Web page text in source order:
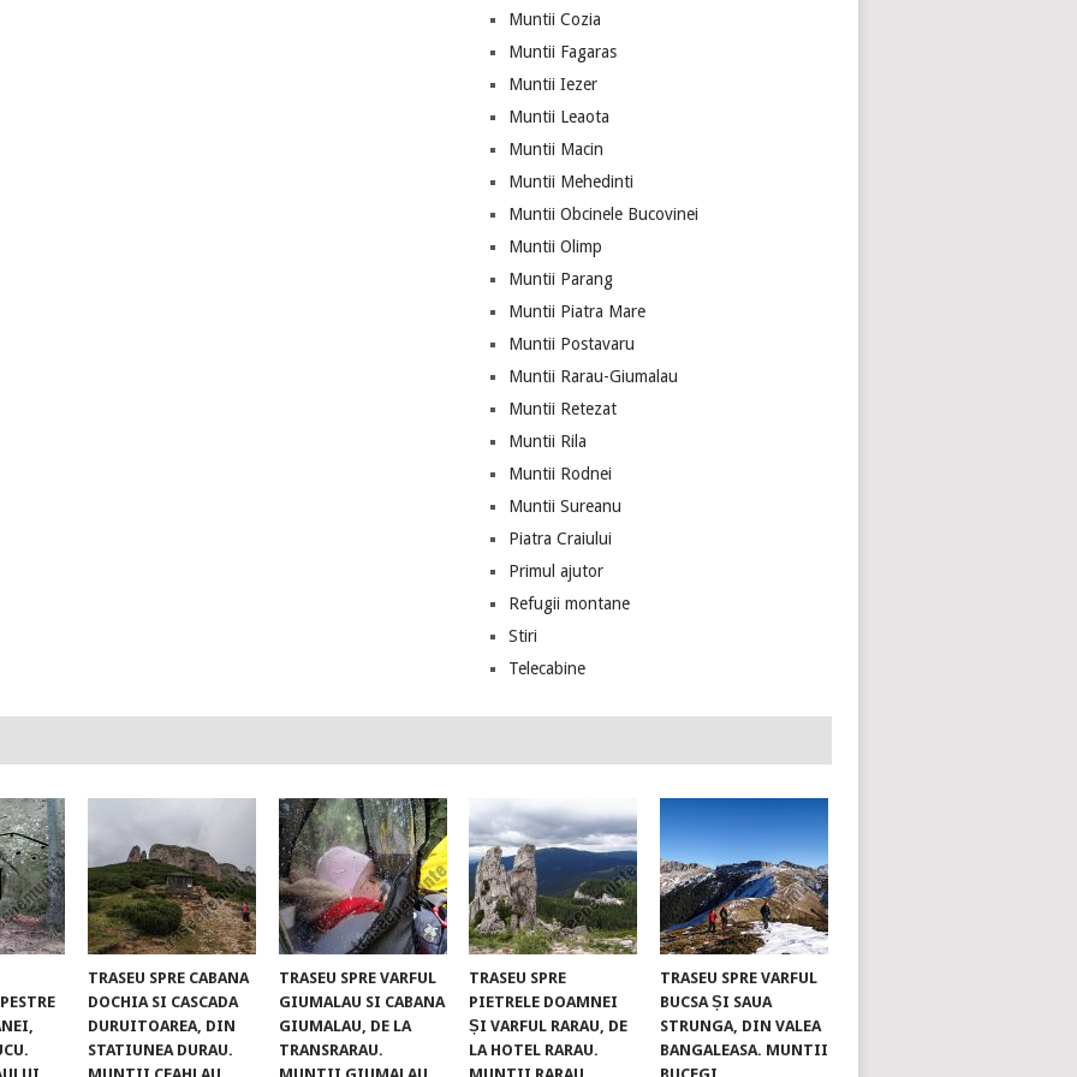
Muntii Cozia
Muntii Fagaras
Muntii Iezer
Muntii Leaota
Muntii Macin
Muntii Mehedinti
Muntii Obcinele Bucovinei
Muntii Olimp
Muntii Parang
Muntii Piatra Mare
Muntii Postavaru
Muntii Rarau-Giumalau
Muntii Retezat
Muntii Rila
Muntii Rodnei
Muntii Sureanu
Piatra Craiului
Primul ajutor
Refugii montane
Stiri
Telecabine
TRASEU SPRE CABANA
DOCHIA SI CASCADA
DURUITOAREA, DIN
STATIUNEA DURAU.
TRASEU SPRE VARFUL
GIUMALAU SI CABANA
GIUMALAU, DE LA
TRANSRARAU.
TRASEU SPRE
PIETRELE DOAMNEI
ȘI VARFUL RARAU, DE
LA HOTEL RARAU.
TRASEU SPRE VARFUL
BUCSA ȘI SAUA
STRUNGA, DIN VALEA
BANGALEASA. MUNTII